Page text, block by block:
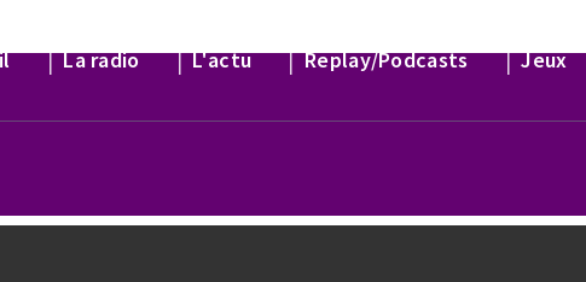
│ La radio │ L'actu │ Replay/Podcasts │ Jeux